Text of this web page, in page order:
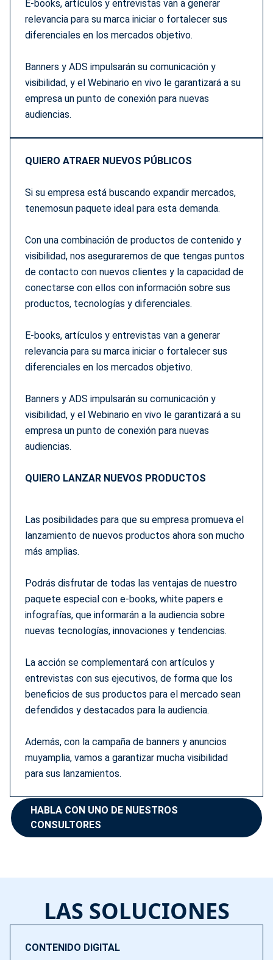
E-books, artículos y entrevistas van a generar
relevancia para su marca iniciar o fortalecer sus
diferenciales en los mercados objetivo.
Banners y ADS impulsarán su comunicación y
visibilidad, y el Webinario en vivo le garantizará a su
empresa un punto de conexión para nuevas
audiencias.
QUIERO ATRAER NUEVOS PÚBLICOS
Si su empresa está buscando expandir mercados,
tenemosun paquete ideal para esta demanda.
Con una combinación de productos de contenido y
visibilidad, nos aseguraremos de que tengas puntos
de contacto con nuevos clientes y la capacidad de
conectarse con ellos con información sobre sus
productos, tecnologías y diferenciales.
E-books, artículos y entrevistas van a generar
relevancia para su marca iniciar o fortalecer sus
diferenciales en los mercados objetivo.
Banners y ADS impulsarán su comunicación y
visibilidad, y el Webinario en vivo le garantizará a su
empresa un punto de conexión para nuevas
audiencias.
QUIERO LANZAR NUEVOS PRODUCTOS
Las posibilidades para que su empresa promueva el
lanzamiento de nuevos productos ahora son mucho
más amplias.
Podrás disfrutar de todas las ventajas de nuestro
paquete especial con e-books, white papers e
infografías, que informarán a la audiencia sobre
nuevas tecnologías, innovaciones y tendencias.
La acción se complementará con artículos y
entrevistas con sus ejecutivos, de forma que los
beneficios de sus productos para el mercado sean
defendidos y destacados para la audiencia.
Además, con la campaña de banners y anuncios
muyamplia, vamos a garantizar mucha visibilidad
para sus lanzamientos.
HABLA CON UNO DE NUESTROS
CONSULTORES
LAS SOLUCIONES
CONTENIDO DIGITAL